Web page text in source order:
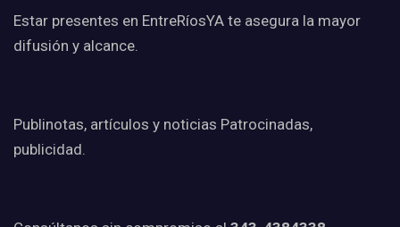
Estar presentes en EntreRíosYA te asegura la mayor
difusión y alcance.
Publinotas, artículos y noticias Patrocinadas,
publicidad.